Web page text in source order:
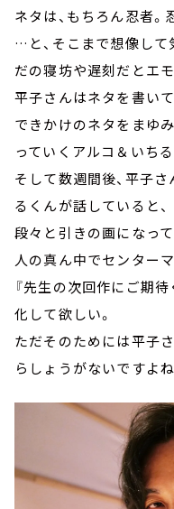
ネタは、もちろん忍者。
…と、そこまで想像して
だの寝坊や遅刻だとエモ
平子さんはネタを書い
できかけのネタをまゆ
っていくアルコ＆いちる
そして数週間後、平子
るくんが話していると、
段々と引きの画になって
人の真ん中でセンター
『先生の次回作にご期
化して欲しい。
ただそのためには平子
らしょうがないですよね